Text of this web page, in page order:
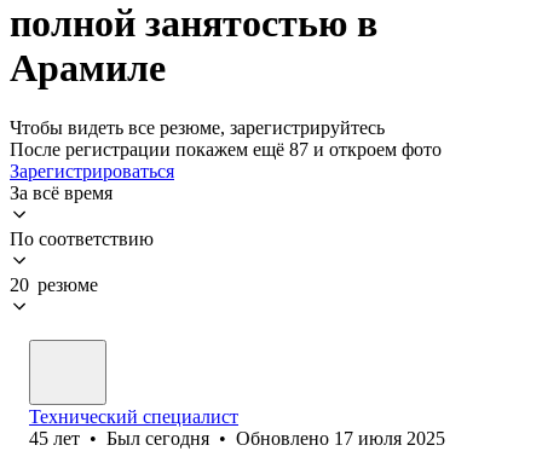
полной занятостью в
Арамиле
Чтобы видеть все резюме, зарегистрируйтесь
После регистрации покажем ещё 87 и откроем фото
Зарегистрироваться
За всё время
По соответствию
20 резюме
Технический специалист
45 лет • Был сегодня • Обновлено 17 июля 2025